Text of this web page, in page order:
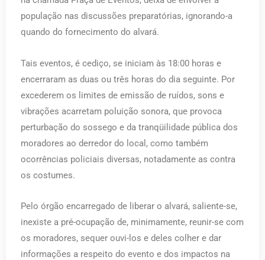
população nas discussões preparatórias, ignorando-a
quando do fornecimento do alvará.
Tais eventos, é cediço, se iniciam às 18:00 horas e
encerraram as duas ou três horas do dia seguinte. Por
excederem os limites de emissão de ruídos, sons e
vibrações acarretam poluição sonora, que provoca
perturbação do sossego e da tranqüilidade pública dos
moradores ao derredor do local, como também
ocorrências policiais diversas, notadamente as contra
os costumes.
Pelo órgão encarregado de liberar o alvará, saliente-se,
inexiste a pré-ocupação de, minimamente, reunir-se com
os moradores, sequer ouvi-los e deles colher e dar
informações a respeito do evento e dos impactos na